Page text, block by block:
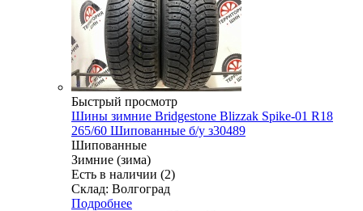
Быстрый просмотр
Шины зимние Bridgestone Blizzak Spike-01 R18
265/60 Шипованные б/у з30489
Шипованные
Зимние (зима)
Есть в наличии (2)
Склад: Волгоград
Подробнее